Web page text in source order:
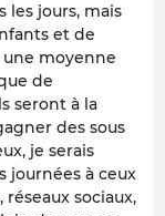
les jours, mais
et de
moyenne
de
seront à la
des sous
je serais
journées à ceux
sociaux,